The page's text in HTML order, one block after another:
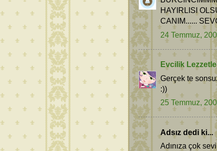
HAYIRLISI
CANIM......
24 Temmuz,
Evcilik
Gerçek te
:))
25 Temmuz,
Adsız dedi ki...
Adınıza çok